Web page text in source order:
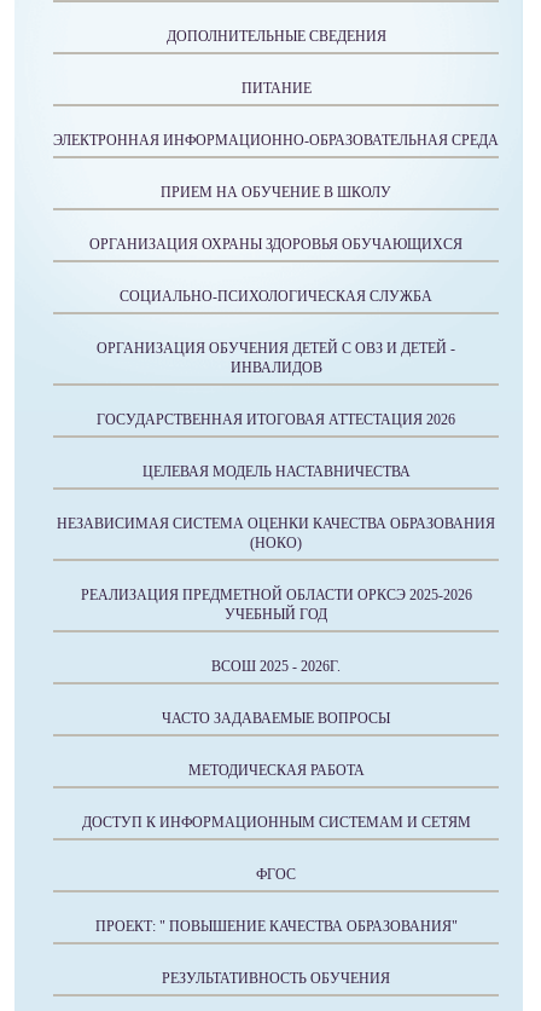
ДОПОЛНИТЕЛЬНЫЕ СВЕДЕНИЯ
ПИТАНИЕ
ЭЛЕКТРОННАЯ ИНФОРМАЦИОННО-ОБРАЗОВАТЕЛЬНАЯ СРЕДА
ПРИЕМ НА ОБУЧЕНИЕ В ШКОЛУ
ОРГАНИЗАЦИЯ ОХРАНЫ ЗДОРОВЬЯ ОБУЧАЮЩИХСЯ
СОЦИАЛЬНО-ПСИХОЛОГИЧЕСКАЯ СЛУЖБА
ОРГАНИЗАЦИЯ ОБУЧЕНИЯ ДЕТЕЙ С ОВЗ И ДЕТЕЙ -
ИНВАЛИДОВ
ГОСУДАРСТВЕННАЯ ИТОГОВАЯ АТТЕСТАЦИЯ 2026
ЦЕЛЕВАЯ МОДЕЛЬ НАСТАВНИЧЕСТВА
НЕЗАВИСИМАЯ СИСТЕМА ОЦЕНКИ КАЧЕСТВА ОБРАЗОВАНИЯ
(НОКО)
РЕАЛИЗАЦИЯ ПРЕДМЕТНОЙ ОБЛАСТИ ОРКСЭ 2025-2026
УЧЕБНЫЙ ГОД
ВСОШ 2025 - 2026Г.
ЧАСТО ЗАДАВАЕМЫЕ ВОПРОСЫ
МЕТОДИЧЕСКАЯ РАБОТА
ДОСТУП К ИНФОРМАЦИОННЫМ СИСТЕМАМ И СЕТЯМ
ФГОС
ПРОЕКТ: " ПОВЫШЕНИЕ КАЧЕСТВА ОБРАЗОВАНИЯ"
РЕЗУЛЬТАТИВНОСТЬ ОБУЧЕНИЯ